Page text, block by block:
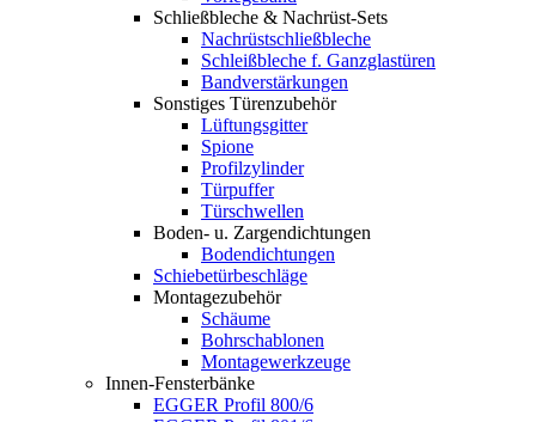
Schließbleche & Nachrüst-Sets
Nachrüstschließbleche
Schleißbleche f. Ganzglastüren
Bandverstärkungen
Sonstiges Türenzubehör
Lüftungsgitter
Spione
Profilzylinder
Türpuffer
Türschwellen
Boden- u. Zargendichtungen
Bodendichtungen
Schiebetürbeschläge
Montagezubehör
Schäume
Bohrschablonen
Montagewerkzeuge
Innen-Fensterbänke
EGGER Profil 800/6